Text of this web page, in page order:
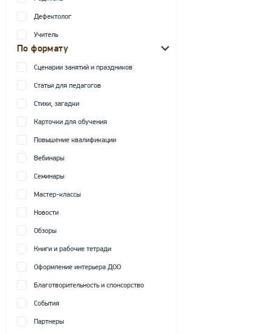
Дефектолог
Учитель
По формату
Сценарии занятий и праздников
Статьи для педагогов
Стихи, загадки
Карточки для обучения
Повышение квалификации
Вебинары
Семинары
Мастер-классы
Новости
Обзоры
Книги и рабочие тетради
Оформление интерьера ДОО
Благотворительность и спонсорство
События
Партнеры